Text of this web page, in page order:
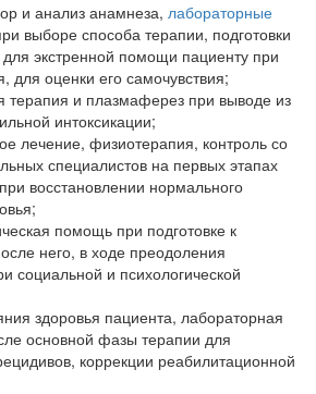
и анализ анамнеза, лабораторные
выборе способа терапии, подготовки
экстренной помощи пациенту при
для оценки его самочувствия;
терапия и плазмаферез при выводе из
интоксикации;
лечение, физиотерапия, контроль со
специалистов на первых этапах
восстановлении нормального
помощь при подготовке к
него, в ходе преодоления
социальной и психологической
здоровья пациента, лабораторная
основной фазы терапии для
коррекции реабилитационной